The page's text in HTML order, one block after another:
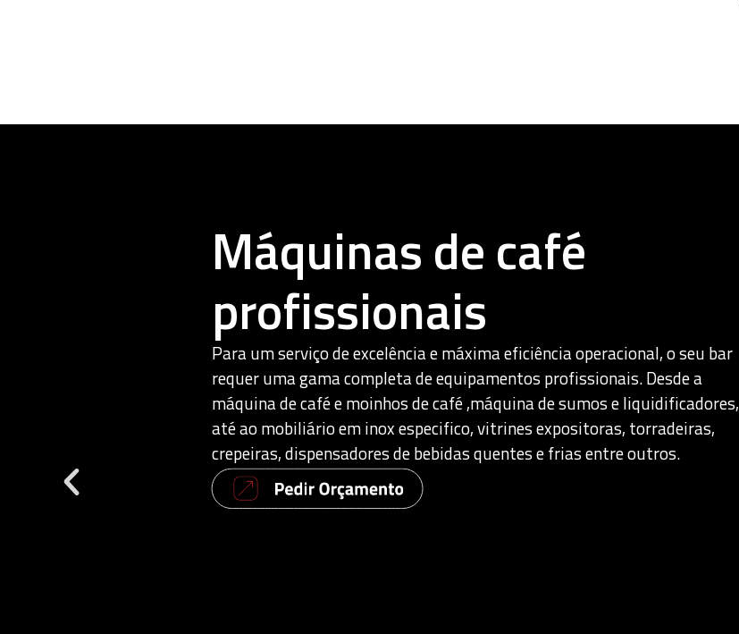
Máquinas de café
profissionais
Para um serviço de excelência e máxima eficiência operacional, o seu bar
requer uma gama completa de equipamentos profissionais. Desde a
máquina de café e moinhos de café ,máquina de sumos e liquidificadores,
até ao mobiliário em inox especifico, vitrines expositoras, torradeiras,
crepeiras, dispensadores de bebidas quentes e frias entre outros.